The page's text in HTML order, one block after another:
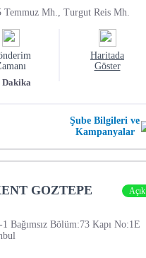
Temmuz Mh., Turgut Reis Mh.
Dakika
Haritada
Göster
Şube Bilgileri ve
Kampanyalar
GOZTEPE Açık
Bağımsız Bölüm:73 Kapı No:1E